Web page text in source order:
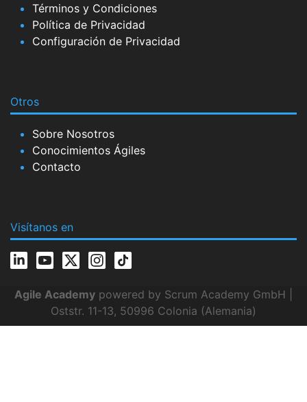
Términos y Condiciones
Política de Privacidad
Configuración de Privacidad
Otros
Sobre Nosotros
Conocimientos Ágiles
Contacto
Visítanos en
Agile Academy powered by Scrum Academy GmbH |
Oststr. 11-13, 50996 Colonia (Alemania)